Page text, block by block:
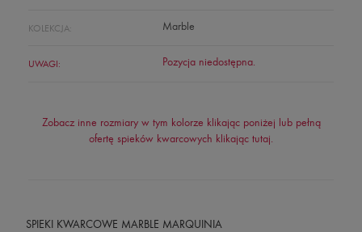
KOLEKCJA: Marble
UWAGI: Pozycja niedostępna.
Zobacz inne rozmiary w tym kolorze klikając poniżej lub pełną
ofertę spieków kwarcowych klikając tutaj.
SPIEKI KWARCOWE MARBLE MARQUINIA